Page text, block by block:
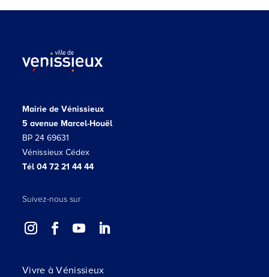
Mairie de Vénissieux
5 avenue Marcel-Houël
BP 24 69631
Vénissieux Cédex
Tél 04 72 21 44 44
Suivez-nous sur
Vivre à Vénissieux